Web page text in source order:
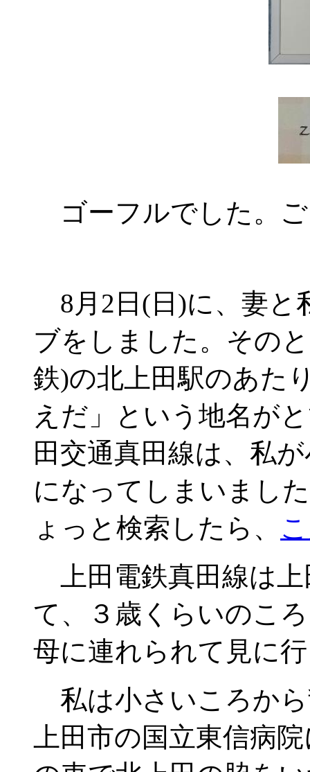
ゴーフルでした。
8月2日(日)に、妻と
ブをしました。その
鉄)の北上田駅のあた
えだ」という地名が
田交通真田線は、私
になってしまいまし
ょっと検索したら、
上田電鉄真田線は上
て、３歳くらいのこ
母に連れられて見に
私は小さいころか
上田市の国立東信病